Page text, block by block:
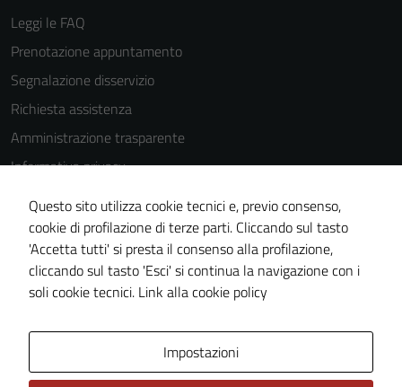
Leggi le FAQ
Prenotazione appuntamento
Segnalazione disservizio
Richiesta assistenza
Amministrazione trasparente
Informativa privacy
Cookie Policy
Note legali
Dichiarazione di accessibilità
Piano di miglioramento del sito
Questo sito utilizza cookie tecnici e, previo consenso,
cookie di profilazione di terze parti. Cliccando sul tasto
'Accetta tutti' si presta il consenso alla profilazione,
cliccando sul tasto 'Esci' si continua la navigazione con i
soli cookie tecnici. Link alla cookie policy
Impostazioni